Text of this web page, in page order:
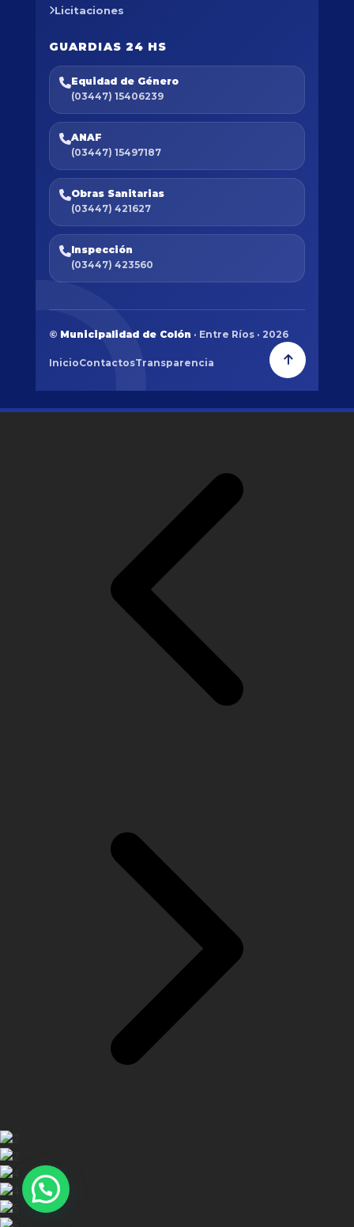
Licitaciones
GUARDIAS 24 HS
Equidad de Género
(03447) 15406239
ANAF
(03447) 15497187
Obras Sanitarias
(03447) 421627
Inspección
(03447) 423560
© Municipalidad de Colón · Entre Ríos · 2026
InicioContactosTransparencia